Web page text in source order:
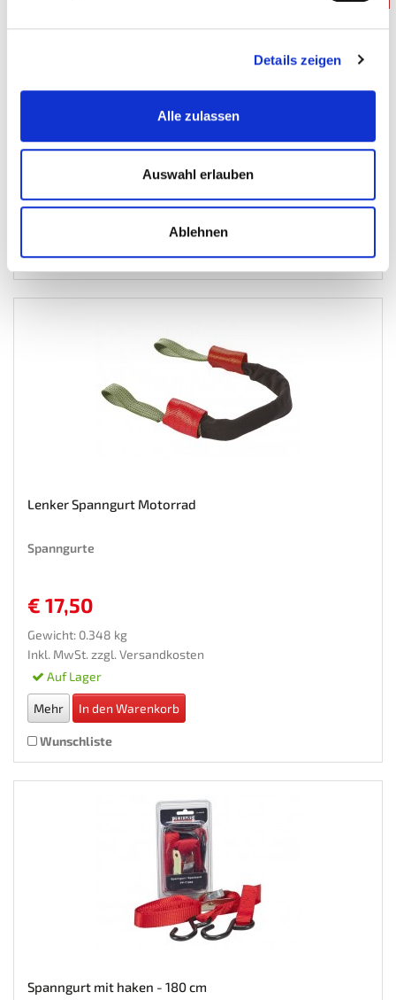
Details zeigen
Alle zulassen
Auswahl erlauben
Ablehnen
Gewicht: 0.666 kg
Versandkosten
In den Warenkorb
Wunschliste
Lenker Spanngurt Motorrad
Spanngurte
€ 17,50
Gewicht: 0.348 kg
Inkl. MwSt. zzgl. Versandkosten
Auf Lager
Mehr In den Warenkorb
Wunschliste
Spanngurt mit haken - 180 cm